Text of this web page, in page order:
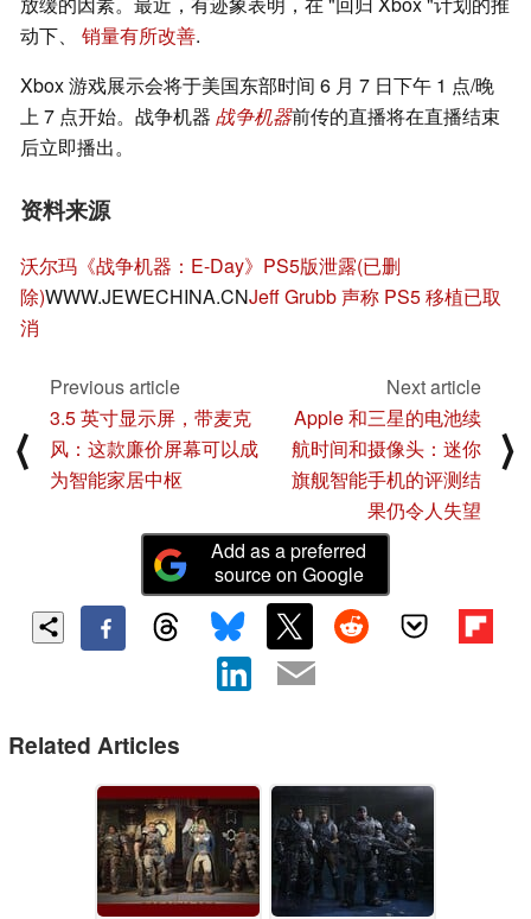
动下、 销量有所改善.
Xbox 游戏展示会将于美国东部时间 6 月 7 日下午 1 点/晚
上 7 点开始。战争机器 战争机器前传的直播将在直播结束
后立即播出。
资料来源
沃尔玛《战争机器：E-Day》PS5版泄露(已删
除)WWW.JEWECHINA.CNJeff Grubb 声称 PS5 移植已取
消
⟨
Previous article
3.5 英寸显示屏，带麦克
风：这款廉价屏幕可以成
为智能家居中枢
Next article
Apple 和三星的电池续
航时间和摄像头：迷你
旗舰智能手机的评测结
果仍令人失望
⟩
Add as a preferred
source on Google
Related Articles